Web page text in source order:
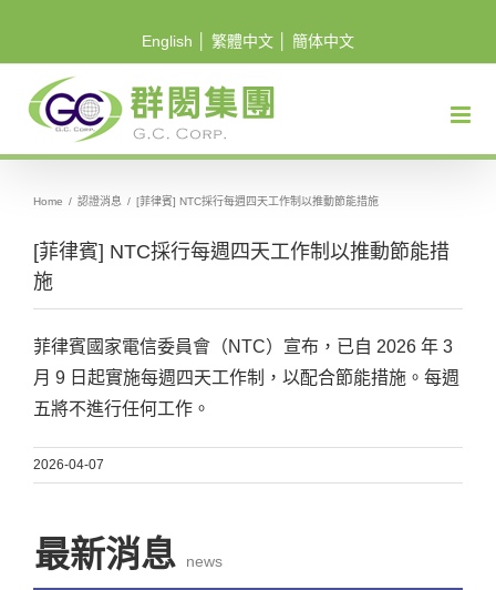
English 繁體中文 簡体中文
Home / 認證消息 / [菲律賓] NTC採行每週四天工作制以推動節能措施
[菲律賓] NTC採行每週四天工作制以推動節能措
施
菲律賓國家電信委員會（NTC）宣布，已自 2026 年 3
月 9 日起實施每週四天工作制，以配合節能措施。每週
五將不進行任何工作。
2026-04-07
最新消息 news